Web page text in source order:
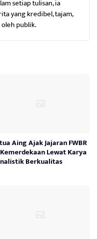
setiap tulisan, ia
yang kredibel, tajam,
publik.
Aing Ajak Jajaran FWBR
Lewat Karya
Berkualitas